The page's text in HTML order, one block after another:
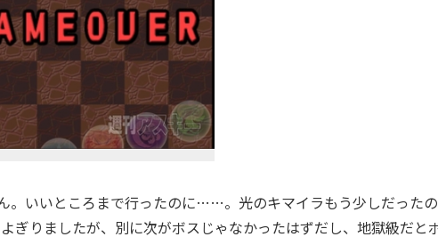
いいところまで行ったのに……。光のキマイラもう少しだったの
りましたが、別に次がボスじゃなかったはずだし、地獄級だと